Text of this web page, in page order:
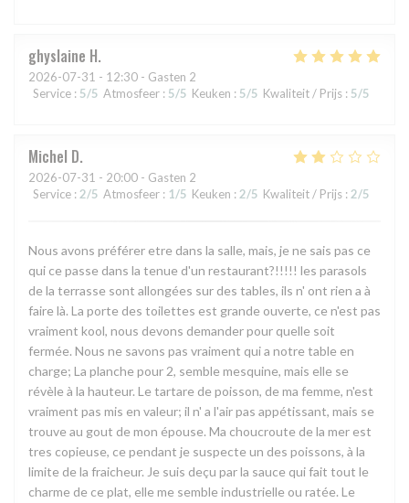
ghyslaine H
2026-07-31 - 12:30 - Gasten 2
Service : 5/5 Atmosfeer : 5/5 Keuken : 5/5 Kwaliteit / Prijs : 5/5
Michel D
2026-07-31 - 20:00 - Gasten 2
Service : 2/5 Atmosfeer : 1/5 Keuken : 2/5 Kwaliteit / Prijs : 2/5
Nous avons préférer etre dans la salle, mais, je ne sais pas ce
qui ce passe dans la tenue d'un restaurant?!!!!! les parasols
de la terrasse sont allongées sur des tables, ils n' ont rien a à
faire là. La porte des toilettes est grande ouverte, ce n'est pas
vraiment kool, nous devons demander pour quelle soit
fermée. Nous ne savons pas vraiment qui a notre table en
charge; La planche pour 2, semble mesquine, mais elle se
révèle à la hauteur. Le tartare de poisson, de ma femme, n'est
vraiment pas mis en valeur; il n' a l'air pas appétissant, mais se
trouve au gout de mon épouse. Ma choucroute de la mer est
tres copieuse, ce pendant je suspecte un des poissons, à la
limite de la fraicheur. Je suis deçu par la sauce qui fait tout le
charme de ce plat, elle me semble industrielle ou ratée. Le